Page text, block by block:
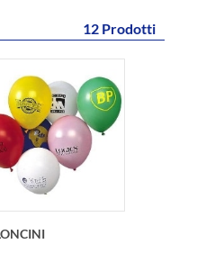
12 Prodotti